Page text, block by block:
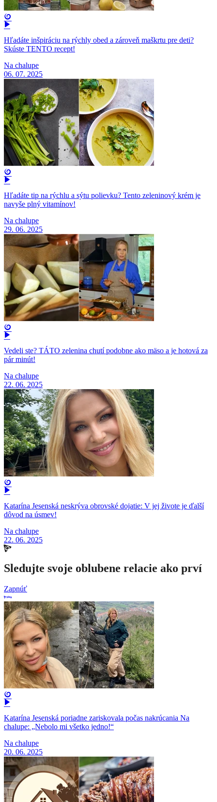
Hľadáte inšpiráciu na rýchly obed a zároveň maškrtu pre deti?
Skúste TENTO recept!
Na chalupe
06. 07. 2025
Hľadáte tip na rýchlu a sýtu polievku? Tento zeleninový krém je
navyše plný vitamínov!
Na chalupe
29. 06. 2025
Vedeli ste? TÁTO zelenina chutí podobne ako mäso a je hotová za
pár minút!
Na chalupe
22. 06. 2025
Katarína Jesenská neskrýva obrovské dojatie: V jej živote je ďalší
dôvod na úsmev!
Na chalupe
22. 06. 2025
Sledujte svoje oblubene relacie ako prví
Zapnúť
Katarína Jesenská poriadne zariskovala počas nakrúcania Na
chalupe: „Nebolo mi všetko jedno!“
Na chalupe
20. 06. 2025